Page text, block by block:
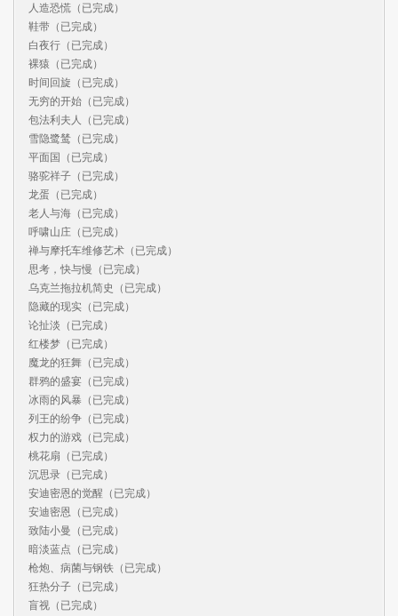
人造恐慌（已完成）
鞋带（已完成）
白夜行（已完成）
裸猿（已完成）
时间回旋（已完成）
无穷的开始（已完成）
包法利夫人（已完成）
雪隐鹭鸶（已完成）
平面国（已完成）
骆驼祥子（已完成）
龙蛋（已完成）
老人与海（已完成）
呼啸山庄（已完成）
禅与摩托车维修艺术（已完成）
思考，快与慢（已完成）
乌克兰拖拉机简史（已完成）
隐藏的现实（已完成）
论扯淡（已完成）
红楼梦（已完成）
魔龙的狂舞（已完成）
群鸦的盛宴（已完成）
冰雨的风暴（已完成）
列王的纷争（已完成）
权力的游戏（已完成）
桃花扇（已完成）
沉思录（已完成）
安迪密恩的觉醒（已完成）
安迪密恩（已完成）
致陆小曼（已完成）
暗淡蓝点（已完成）
枪炮、病菌与钢铁（已完成）
狂热分子（已完成）
盲视（已完成）